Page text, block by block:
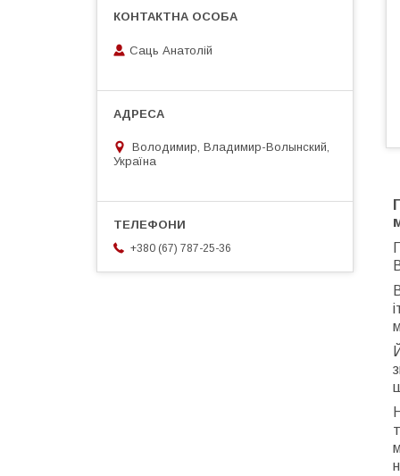
Саць Анатолій
Володимир, Владимир-Волынский,
Україна
+380 (67) 787-25-36